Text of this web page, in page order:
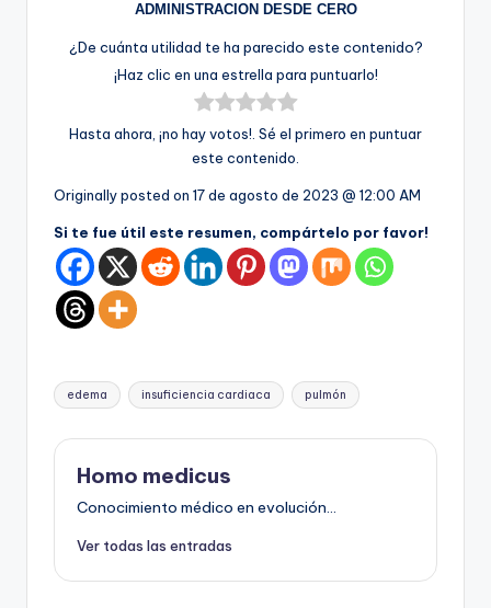
ADMINISTRACION DESDE CERO
¿De cuánta utilidad te ha parecido este contenido?
¡Haz clic en una estrella para puntuarlo!
Hasta ahora, ¡no hay votos!. Sé el primero en puntuar
este contenido.
Originally posted on 17 de agosto de 2023 @ 12:00 AM
Si te fue útil este resumen, compártelo por favor!
Etiquetas:
edema insuficiencia cardiaca pulmón
Homo medicus
Conocimiento médico en evolución...
Ver todas las entradas